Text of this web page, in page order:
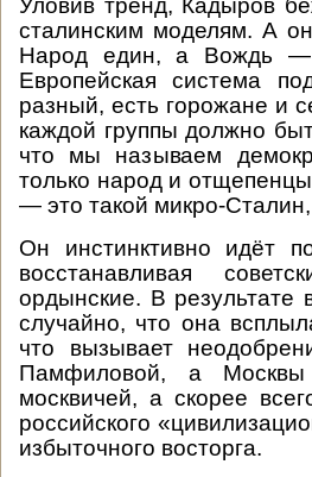
Уловив тренд, Кадыров
сталинским моделям. А
Народ един, а Вождь —
Европейская система
разный, есть горожане и
каждой группы должно
что мы называем
только народ и
— это такой микро-
Он инстинктивно идёт
восстанавливая
ордынские. В результате
случайно, что она
что вызывает
Памфиловой, а
москвичей, а скорее
российского
избыточного восторга.